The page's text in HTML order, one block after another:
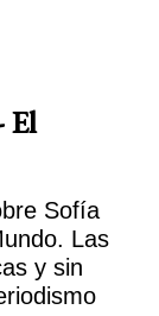
El
Sofía
Las
y sin